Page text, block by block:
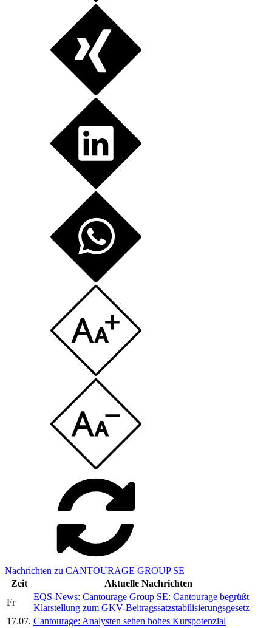
Nachrichten zu CANTOURAGE GROUP SE
Zeit
Aktuelle Nachrichten
Fr
EQS-News: Cantourage Group SE: Cantourage begrüßt
Klarstellung zum GKV-Beitragssatzstabilisierungsgesetz
17.07. Cantourage: Analysten sehen hohes Kurspotenzial